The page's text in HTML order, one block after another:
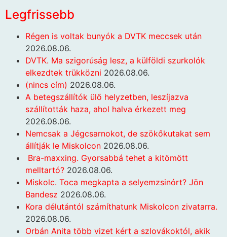
Legfrissebb
Régen is voltak bunyók a DVTK meccsek után
2026.08.06.
DVTK. Ma szigorúság lesz, a külföldi szurkolók
elkezdtek trükközni 2026.08.06.
(nincs cím) 2026.08.06.
A betegszállítók ülő helyzetben, leszíjazva
szállították haza, ahol halva érkezett meg
2026.08.06.
Nemcsak a Jégcsarnokot, de szökőkutakat sem
állítják le Miskolcon 2026.08.06.
Bra-maxxing. Gyorsabbá tehet a kitömött
melltartó? 2026.08.06.
Miskolc. Toca megkapta a selyemzsinórt? Jön
Bandesz 2026.08.06.
Kora délutántól számíthatunk Miskolcon zivatarra.
2026.08.06.
Orbán Anita több vizet kért a szlovákoktól, akik